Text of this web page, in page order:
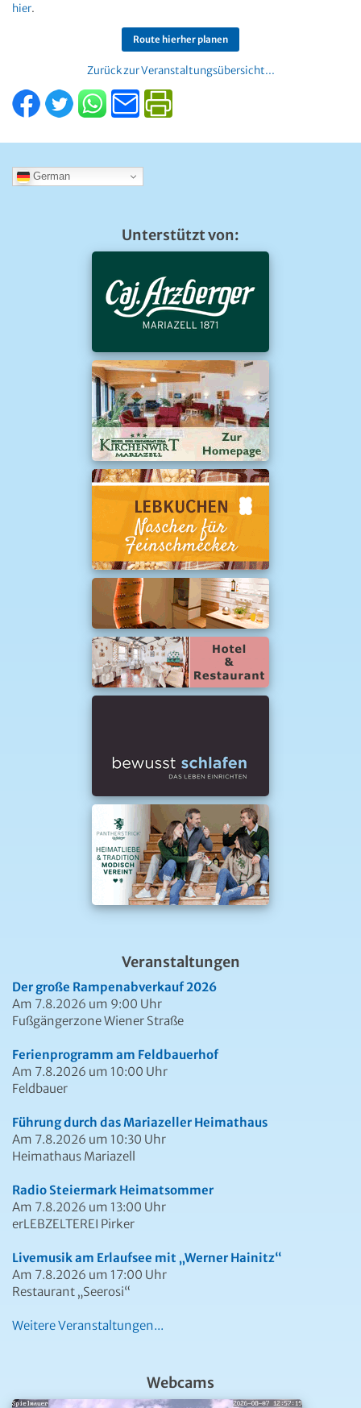
hier.
Route hierher planen
Zurück zur Veranstaltungsübersicht...
German
Unterstützt von:
Veranstaltungen
Der große Rampenabverkauf 2026
Am 7.8.2026 um 9:00 Uhr
Fußgängerzone Wiener Straße
Ferienprogramm am Feldbauerhof
Am 7.8.2026 um 10:00 Uhr
Feldbauer
Führung durch das Mariazeller Heimathaus
Am 7.8.2026 um 10:30 Uhr
Heimathaus Mariazell
Radio Steiermark Heimatsommer
Am 7.8.2026 um 13:00 Uhr
erLEBZELTEREI Pirker
Livemusik am Erlaufsee mit „Werner Hainitz“
Am 7.8.2026 um 17:00 Uhr
Restaurant „Seerosi“
Weitere Veranstaltungen...
Webcams